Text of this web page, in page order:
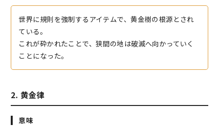
世界に規則を強制するアイテムで、黄金樹の根源とされ
ている。
これが砕かれたことで、狭間の地は破滅へ向かっていく
ことになった。
2. 黄金律
意味